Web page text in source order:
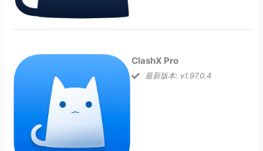
ClashX Pro
最新版本: v1.97.0.4